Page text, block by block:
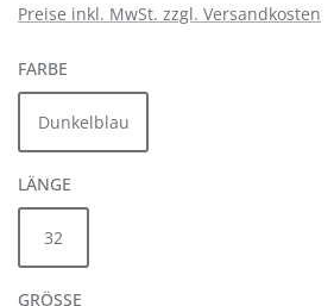
Preise inkl. MwSt. zzgl. Versandkosten
FARBE
Dunkelblau
LÄNGE
32
GRÖSSE